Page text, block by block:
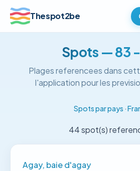
Thespot2be
Spots — 83
Plages referencees dans
l'application pour les
Spots par pays ·
44 spot(s)
Agay, baie d'agay